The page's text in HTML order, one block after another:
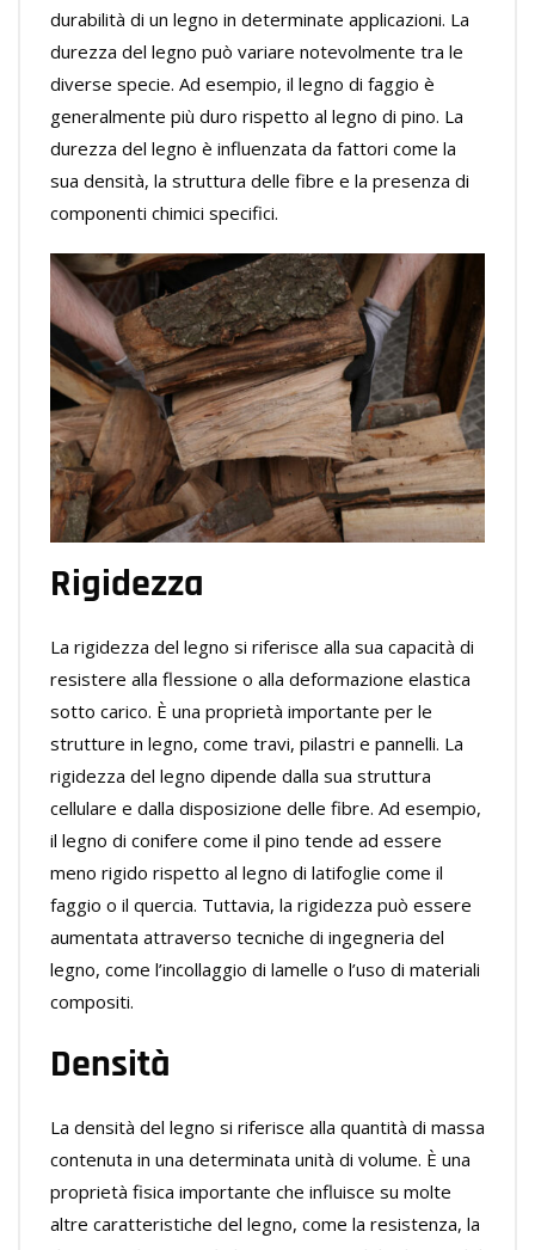
durabilità di un legno in determinate applicazioni. La
durezza del legno può variare notevolmente tra le
diverse specie. Ad esempio, il legno di faggio è
generalmente più duro rispetto al legno di pino. La
durezza del legno è influenzata da fattori come la
sua densità, la struttura delle fibre e la presenza di
componenti chimici specifici.
Rigidezza
La rigidezza del legno si riferisce alla sua capacità di
resistere alla flessione o alla deformazione elastica
sotto carico. È una proprietà importante per le
strutture in legno, come travi, pilastri e pannelli. La
rigidezza del legno dipende dalla sua struttura
cellulare e dalla disposizione delle fibre. Ad esempio,
il legno di conifere come il pino tende ad essere
meno rigido rispetto al legno di latifoglie come il
faggio o il quercia. Tuttavia, la rigidezza può essere
aumentata attraverso tecniche di ingegneria del
legno, come l’incollaggio di lamelle o l’uso di materiali
compositi.
Densità
La densità del legno si riferisce alla quantità di massa
contenuta in una determinata unità di volume. È una
proprietà fisica importante che influisce su molte
altre caratteristiche del legno, come la resistenza, la